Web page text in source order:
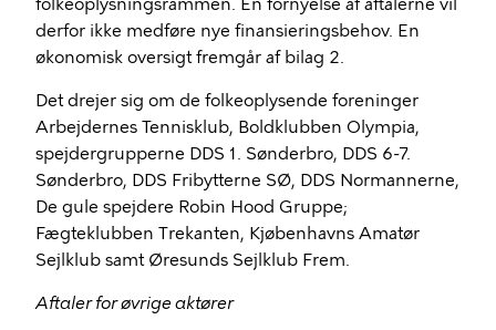
folkeoplysningsrammen. En fornyelse af aftalerne vil
derfor ikke medføre nye finansieringsbehov. En
økonomisk oversigt fremgår af bilag 2.
Det drejer sig om de folkeoplysende foreninger
Arbejdernes Tennisklub, Boldklubben Olympia,
spejdergrupperne DDS 1. Sønderbro, DDS 6-7.
Sønderbro, DDS Fribytterne SØ, DDS Normannerne,
De gule spejdere Robin Hood Gruppe;
Fægteklubben Trekanten, Kjøbenhavns Amatør
Sejlklub samt Øresunds Sejlklub Frem.
Aftaler for øvrige aktører